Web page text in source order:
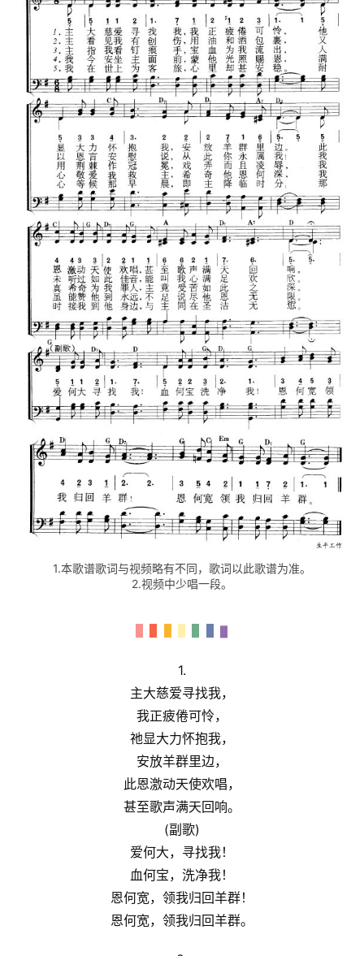
1.本歌谱歌词与视频略有不同，歌词以此歌谱为准。
2.视频中少唱一段。
1.
主大慈爱寻找我，
我正疲倦可怜，
祂显大力怀抱我，
安放羊群里边，
此恩激动天使欢唱，
甚至歌声满天回响。
(副歌)
爱何大，寻找我！
血何宝，洗净我！
恩何宽，领我归回羊群！
恩何宽，领我归回羊群。